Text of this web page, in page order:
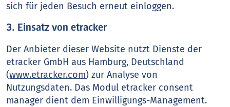
sich für jeden Besuch erneut einloggen.
3. Einsatz von etracker
Der Anbieter dieser Website nutzt Dienste der
etracker GmbH aus Hamburg, Deutschland
(www.etracker.com) zur Analyse von
Nutzungsdaten. Das Modul etracker consent
manager dient dem Einwilligungs-Management.